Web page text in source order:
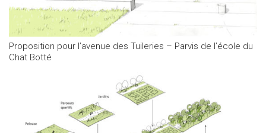
Proposition pour l’avenue des Tuileries – Parvis de l’école du
Chat Botté